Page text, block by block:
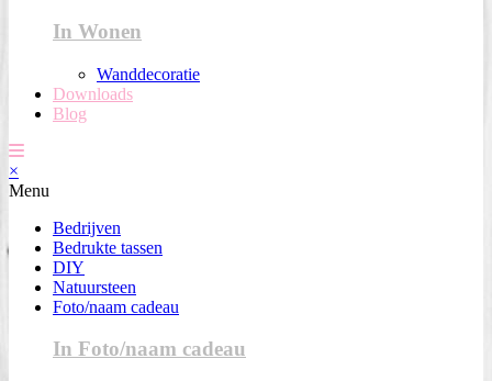
In Wonen
Wanddecoratie
Downloads
Blog
×
Menu
Bedrijven
Bedrukte tassen
DIY
Natuursteen
Foto/naam cadeau
In Foto/naam cadeau